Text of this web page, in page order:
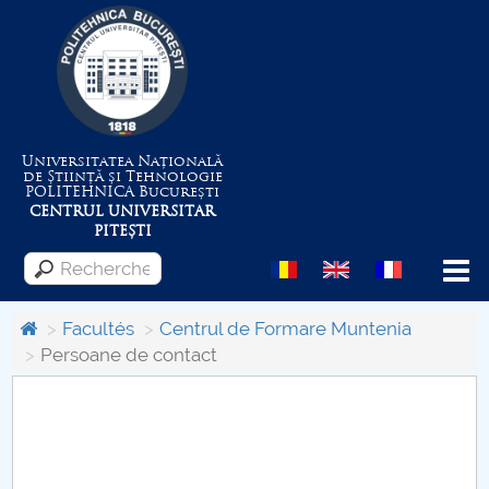
Universitatea Națională
de Știință și Tehnologie
POLITEHNICABucurești
CENTRUL UNIVERSITAR
PITEȘTI
Menu
Despre Universitate
Facultés
Centrul de Formare Muntenia
Persoane de contact